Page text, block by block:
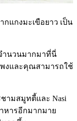
แกงมะเขือยาว เป็น
ำนวนมากมาที่นี่
งและคุณสามารถใช้
ชามสมูทตี้และ Nasi
หารอีกมากมาย